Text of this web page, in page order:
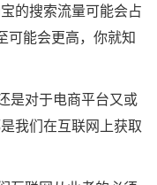
的搜索流量可能会占
可能会更高，你就知
对于电商平台又或
我们在互联网上获取